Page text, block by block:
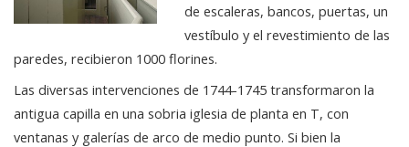
de escaleras, bancos, puertas, un
vestíbulo y el revestimiento de las
paredes, recibieron 1000 florines.
Las diversas intervenciones de 1744-1745 transformaron la
antigua capilla en una sobria iglesia de planta en T, con
ventanas y galerías de arco de medio punto. Si bien la